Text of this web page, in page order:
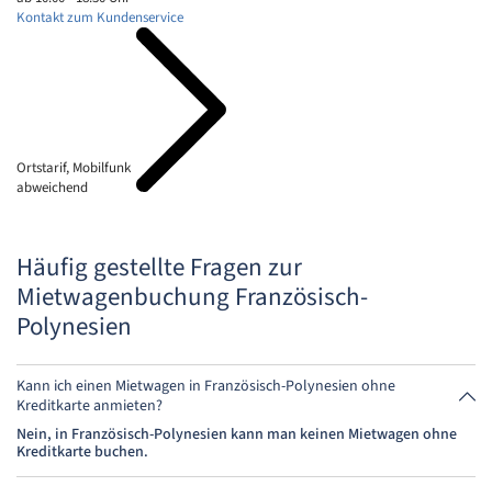
Ortstarif, Mobilfunk
abweichend
Kontakt zum Kundenservice
Häufig gestellte Fragen zur
Mietwagenbuchung Französisch-
Polynesien
Kann ich einen Mietwagen in Französisch-Polynesien ohne
Kreditkarte anmieten?
Nein, in Französisch-Polynesien kann man keinen Mietwagen ohne
Kreditkarte buchen.